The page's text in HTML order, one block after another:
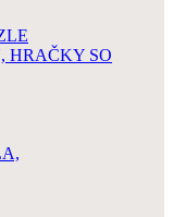
HRAČKY SO